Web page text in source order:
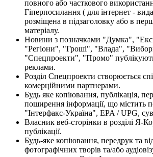
повного або часткового
Гіперпосилання ( для інтернет -
розміщена в підзаголовку або в
матеріалу.
Новини з позначками "Думка",
"Регіони", "Гроші", "Влада",
"Спецпроекти", "Промо"
реклами.
Розділ Спецпроекти створюється
комерційними партнерами.
Будь яке копіювання, публікація,
поширення інформації, що містить
"Інтерфакс-Україна", EPA / UPG,
Власник веб-сторінки в розділі Я-
публікації.
Будь-яке копіювання, передрук та
фотографічних творів та/або